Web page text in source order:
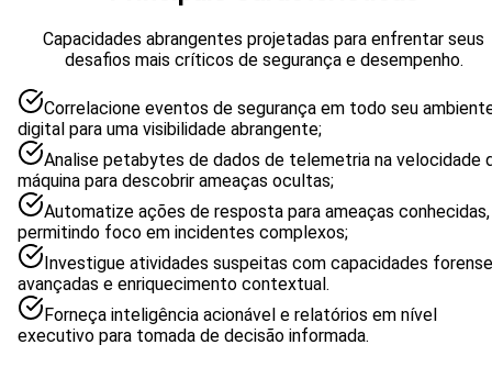
Capacidades abrangentes projetadas para enfrentar seus
desafios mais críticos de segurança e desempenho.
Correlacione eventos de segurança em todo seu
digital para uma visibilidade abrangente;
Analise petabytes de dados de telemetria na velocidade
máquina para descobrir ameaças ocultas;
Automatize ações de resposta para ameaças conhecidas,
permitindo foco em incidentes complexos;
Investigue atividades suspeitas com capacidades
avançadas e enriquecimento contextual.
Forneça inteligência acionável e relatórios em nível
executivo para tomada de decisão informada.